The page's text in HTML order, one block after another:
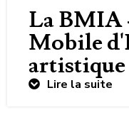
La BMIA
Mobile
artistique
Lire la suite